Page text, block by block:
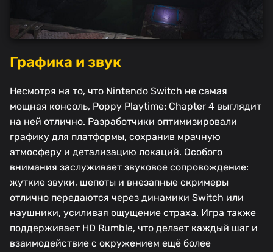
Графика и звук
Несмотря на то, что Nintendo Switch не самая
мощная консоль, Poppy Playtime: Chapter 4 выглядит
на ней отлично. Разработчики оптимизировали
графику для платформы, сохранив мрачную
атмосферу и детализацию локаций. Особого
внимания заслуживает звуковое сопровождение:
жуткие звуки, шепоты и внезапные скримеры
отлично передаются через динамики Switch или
наушники, усиливая ощущение страха. Игра также
поддерживает HD Rumble, что делает каждый шаг и
взаимодействие с окружением ещё более